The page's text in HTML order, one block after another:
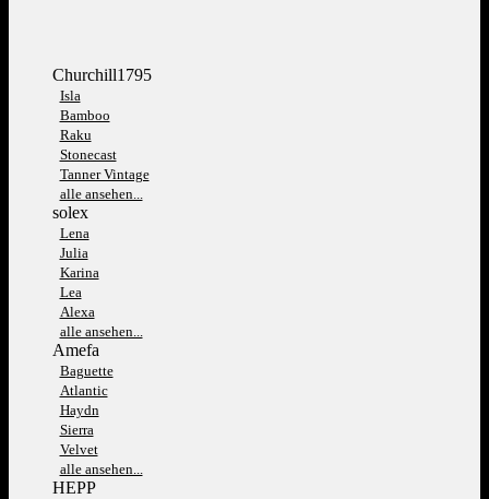
Churchill1795
Isla
Bamboo
Raku
Stonecast
Tanner Vintage
alle ansehen...
solex
Lena
Julia
Karina
Lea
Alexa
alle ansehen...
Amefa
Baguette
Atlantic
Haydn
Sierra
Velvet
alle ansehen...
HEPP